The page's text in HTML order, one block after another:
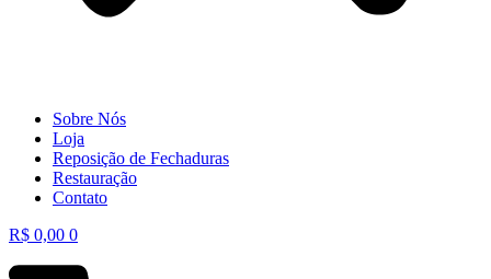
Sobre Nós
Loja
Reposição de Fechaduras
Restauração
Contato
R$ 0,00 0